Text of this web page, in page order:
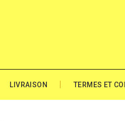
LIVRAISON TERMES ET